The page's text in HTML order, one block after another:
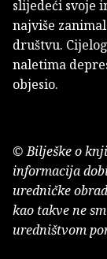
slijedeći svoje
najviše
društvu.
naletima
objesio.
© Bilješke o
informacija
uredničke
kao takve ne
uredništvom